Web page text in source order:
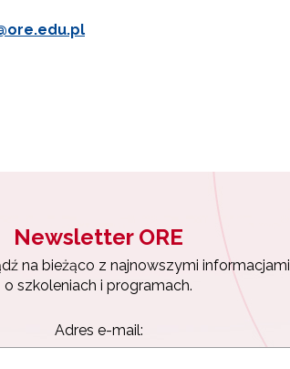
Newsletter ORE
na bieżąco z najnowszymi informacjami
o szkoleniach i programach.
Adres e-mail: